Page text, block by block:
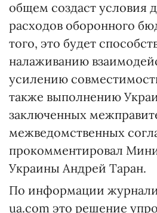
общем создаст условия
расходов оборонного
того, это будет
налаживанию
усилению
также выполнению
заключенных
межведомственных
прокомментировал
Украины Андрей Таран.
По информации
ua.com это решение